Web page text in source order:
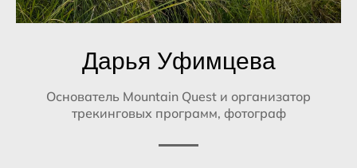
Дарья Уфимцева
Основатель Mountain Quest и организатор
трекинговых программ, фотограф